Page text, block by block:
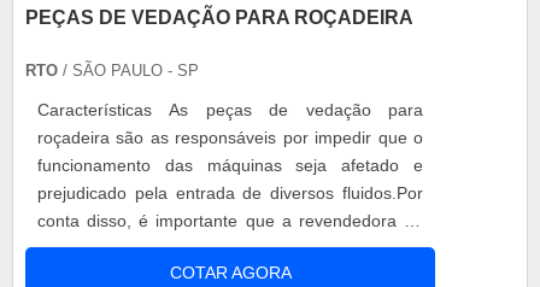
PEÇAS DE VEDAÇÃO PARA ROÇADEIRA
RTO / SÃO PAULO - SP
Características As peças de vedação para
roçadeira são as responsáveis por impedir que o
funcionamento das máquinas seja afetado e
prejudicado pela entrada de diversos fluidos.Por
conta disso, é importante que a revendedora de
peças explique para o cliente que essas peças
precisam ser sempre verificadas, pois devem ser
COTAR AGORA